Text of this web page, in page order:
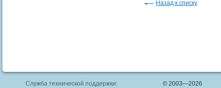
Назад к списку
Служба технической поддержки:
© 2003—2026